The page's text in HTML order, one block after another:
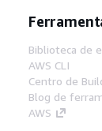
Biblioteca de
AWS CLI
Centro de
Blog de
AWS